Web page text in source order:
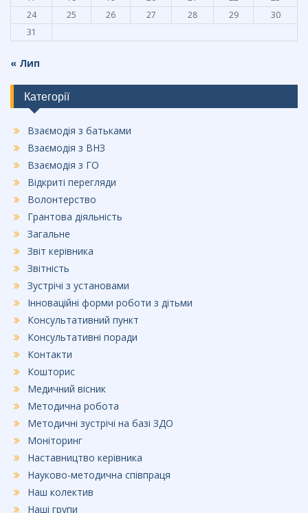
24
25 26 27 28 29
30
31
« Лип
Категорії
Взаємодія з батьками
Взаємодія з ВНЗ
Взаємодія з ГО
Відкриті перегляди
Волонтерство
Грантова діяльність
Загальне
Звіт керівника
Звітність
Зустрічі з установами
Інноваційні форми роботи з дітьми
Консультативний пункт
Консультативні поради
Контакти
Кошторис
Медичний вісник
Методична робота
Методичні зустрічі на базі ЗДО
Моніторинг
Наставництво керівника
Науково-методична співпраця
Наш колектив
Наші групи